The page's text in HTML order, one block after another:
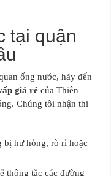
tại quận
ống nước, hãy đến
giá rẻ của Thiên
Chúng tôi nhận thi
bị hư hỏng, rò rỉ hoặc
thông tắc các đường